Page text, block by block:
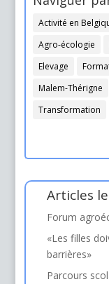
Activité en
Agro-écologie
Elevage
Malem-Thérigne
Transformation
Articles
Forum
«Les filles
barrières»
Parcours